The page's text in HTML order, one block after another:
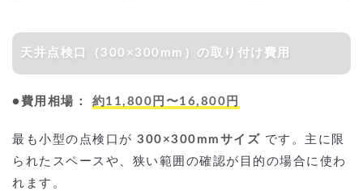
天井点検口（300×300mm）の取り付け費用
●費用相場： 約11,800円〜16,800円
最も小型の点検口が 300×300mmサイズ です。主に限
られたスペースや、狭い範囲の確認が目的の場合に使わ
れます。